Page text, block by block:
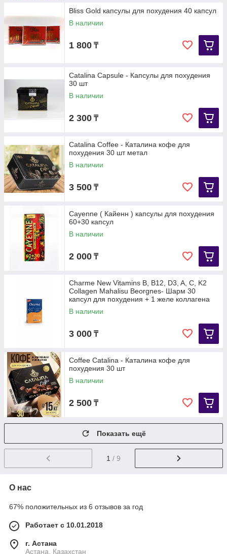
Bliss Gold капсулы для похудения 40 капсул
В наличии
1 800 ₸
Catalina Capsule - Капсулы для похудения
30 шт
В наличии
2 300 ₸
Catalina Coffee - Каталина кофе для
похудения 30 шт метал
В наличии
3 500 ₸
Cayenne ( Кайенн ) капсулы для похудения
60+30 капсул
В наличии
2 000 ₸
Charme New Vitamins B, B12, D3, A, C, K2
Collagen Mahalisu Beorgnes- Шарм 30
капсул для похудения + 1 желе коллагена
В наличии
3 000 ₸
Coffee Catalina - Каталина кофе для
похудения 30 шт
В наличии
2 500 ₸
Показать ещё
1 / 9
О нас
67% положительных из 6 отзывов за год
Работает с 10.01.2018
г. Астана
Астана, Казахстан